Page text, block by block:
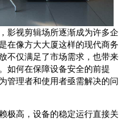
影视剪辑场所逐渐成为许多企
在像方大大厦这样的现代商务
不仅满足了市场需求，也带来
如何在保障设备安全的前提
管理者和使用者亟需解决的问
极高，设备的稳定运行直接关